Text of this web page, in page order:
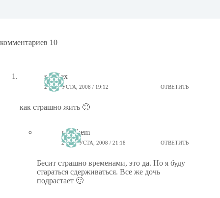
комментариев 10
sunalex
24 АВГУСТА, 2008 / 19:12 ОТВЕТИТЬ
как страшно жить 🙁
ptiz_kem
24 АВГУСТА, 2008 / 21:18 ОТВЕТИТЬ
Бесит страшно временами, это да. Но я буду
стараться сдерживаться. Все же дочь
подрастает 🙂